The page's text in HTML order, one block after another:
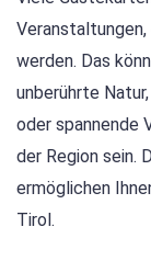
werden. Das
unberührte
oder spannende
der Region sein.
ermöglichen
Tirol.